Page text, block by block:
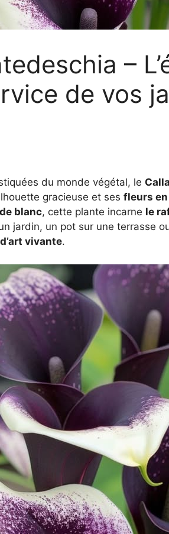
–
de vos
du monde végétal, le
gracieuse et ses fleurs
blanc, cette plante incarne le
jardin, un pot sur une terrasse
vivante.